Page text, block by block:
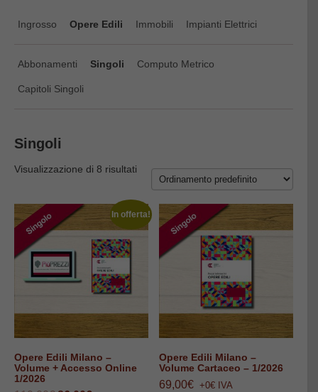
Ingrosso Opere Edili Immobili Impianti Elettrici
Abbonamenti Singoli Computo Metrico
Capitoli Singoli
Singoli
Visualizzazione di 8 risultati
In offerta!
Opere Edili Milano –
Volume + Accesso Online
1/2026
Opere Edili Milano –
Volume Cartaceo – 1/2026
69,00€ +0€ IVA